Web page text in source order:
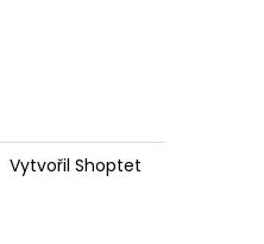
Vytvořil Shoptet